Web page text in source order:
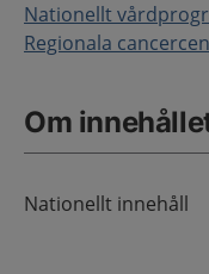
Nationellt
Regionala
Om
Nationellt innehåll